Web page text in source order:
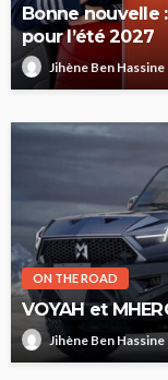
Bonne nouvelle
pour l’été 2027
Jihène Ben Hassine
ON THE ROAD
VOYAH et
Jihène Ben Hassine